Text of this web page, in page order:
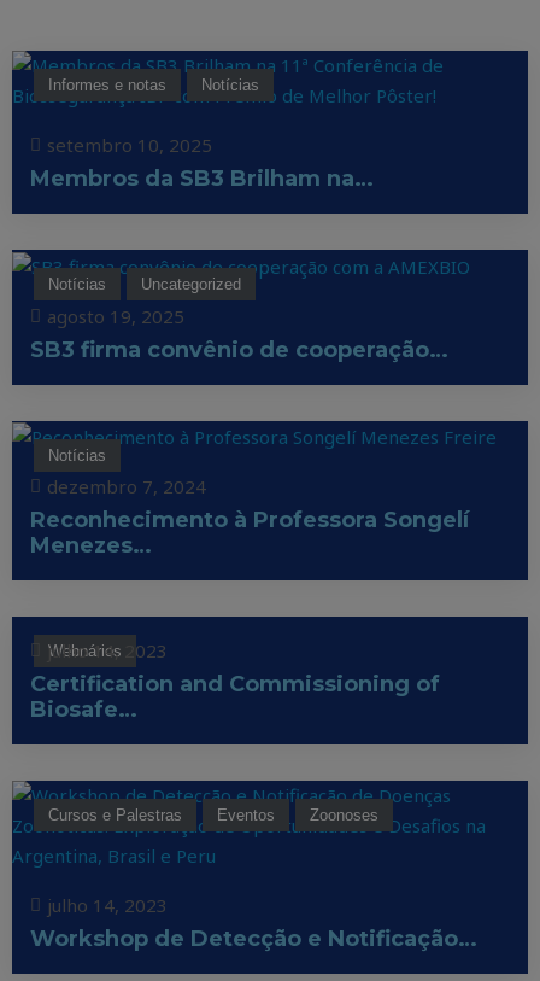
Informes e notas Notícias
setembro 10, 2025
Membros da SB3 Brilham na…
Notícias Uncategorized
agosto 19, 2025
SB3 firma convênio de cooperação…
Notícias
dezembro 7, 2024
Reconhecimento à Professora Songelí
Menezes…
Webnários
julho 14, 2023
Certification and Commissioning of
Biosafe…
Cursos e Palestras Eventos Zoonoses
julho 14, 2023
Workshop de Detecção e Notificação…